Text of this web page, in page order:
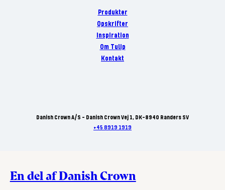
Produkter
Opskrifter
Inspiration
Om Tulip
Kontakt
Danish Crown A/S - Danish Crown Vej 1, DK-8940 Randers SV
+45 8919 1919
En del af Danish Crown